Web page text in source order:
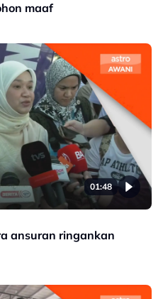
maaf
01:48
ansuran ringankan